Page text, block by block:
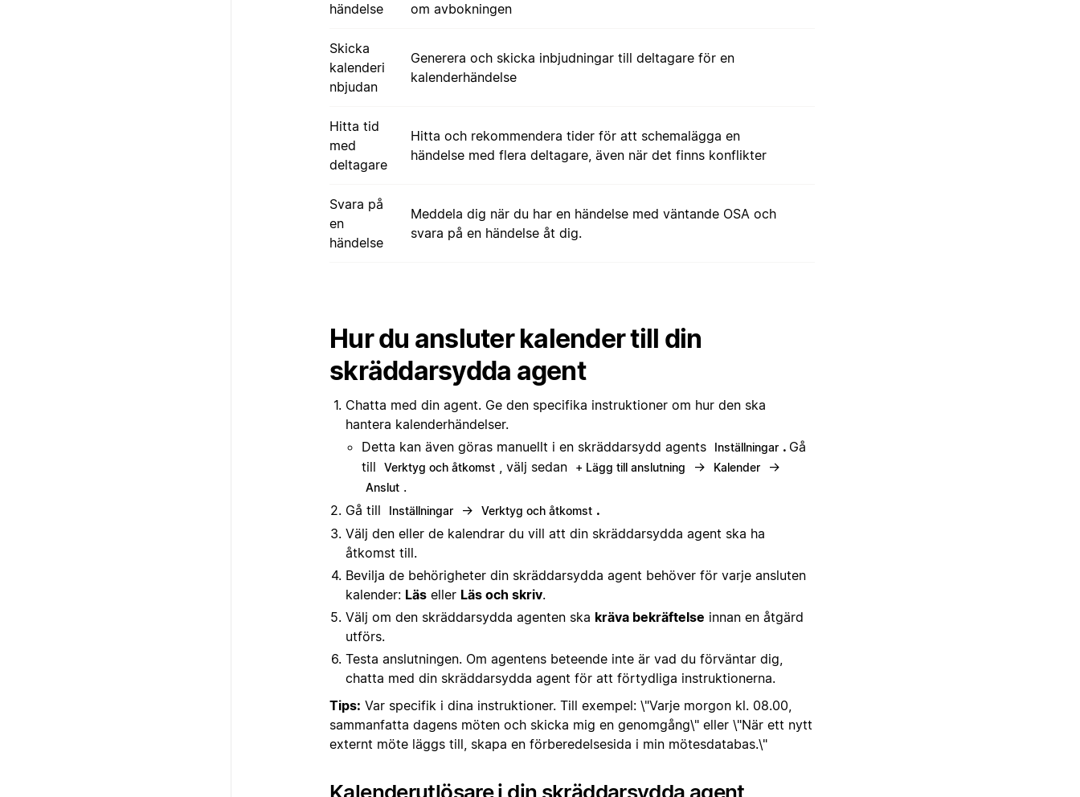
händelse
om avbokningen
Skicka
kalenderi
nbjudan
Generera och skicka inbjudningar till deltagare för en
kalenderhändelse
Hitta tid
med
deltagare
Hitta och rekommendera tider för att schemalägga en
händelse med flera deltagare, även när det finns konflikter
Svara på
en
händelse
Meddela dig när du har en händelse med väntande OSA och
svara på en händelse åt dig.
Hur du ansluter kalender till din
skräddarsydda agent
Chatta med din agent. Ge den specifika instruktioner om hur den ska
hantera kalenderhändelser.
Detta kan även göras manuellt i en skräddarsydd agents
Inställningar . Gå
till
Verktyg och åtkomst , välj sedan + Lägg till anslutning → Kalender →
Anslut .
Gå till
Inställningar → Verktyg och åtkomst .
Välj den eller de kalendrar du vill att din skräddarsydda agent ska ha
åtkomst till.
Bevilja de behörigheter din skräddarsydda agent behöver för varje ansluten
kalender: Läs eller Läs och skriv.
Välj om den skräddarsydda agenten ska kräva bekräftelse innan en åtgärd
utförs.
Testa anslutningen. Om agentens beteende inte är vad du förväntar dig,
chatta med din skräddarsydda agent för att förtydliga instruktionerna.
Tips: Var specifik i dina instruktioner. Till exempel: \"Varje morgon kl. 08.00,
sammanfatta dagens möten och skicka mig en genomgång\" eller \"När ett nytt
externt möte läggs till, skapa en förberedelsesida i min mötesdatabas.\"